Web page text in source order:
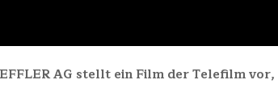
AG stellt ein Film der Telefilm vor,